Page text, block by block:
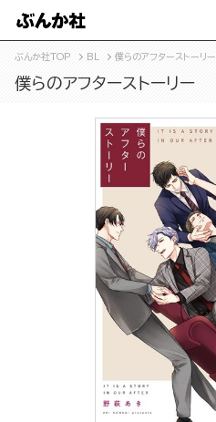
ぶんか社TOP BL 僕らのアフターストーリー
僕らのアフターストーリー